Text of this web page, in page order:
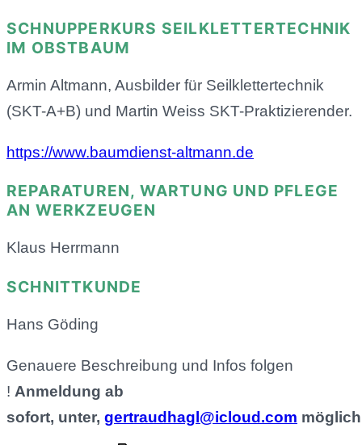
SCHNUPPERKURS SEILKLETTERTECHNIK
IM OBSTBAUM
Armin Altmann, Ausbilder für Seilklettertechnik
(SKT-A+B) und Martin Weiss SKT-Praktizierender.
https://www.baumdienst-altmann.de
REPARATUREN, WARTUNG UND PFLEGE
AN WERKZEUGEN
Klaus Herrmann
SCHNITTKUNDE
Hans Göding
Genauere Beschreibung und Infos folgen
! Anmeldung ab
sofort, unter, gertraudhagl@icloud.com möglich